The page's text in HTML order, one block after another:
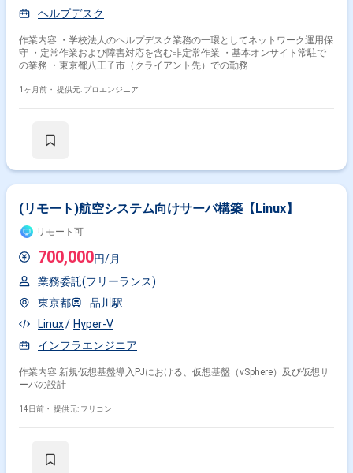
ヘルプデスク
作業内容 ・学校法人のヘルプデスク業務の一環としてネットワーク運用保
守 ・定常作業および障害対応を含む非定常作業 ・基本オンサイト常駐で
の業務 ・東京都八王子市（クライアント先）での勤務
1ヶ月前・ 提供元: プロエンジニア
(リモート)航空システム向けサーバ構築【Linux】
リモート可
700,000円/月
業務委託(フリーランス)
東京都
品川駅
Linux
Hyper-V
インフラエンジニア
作業内容 新規仮想基盤導入PJにおける、仮想基盤（vSphere）及び仮想サ
ーバの設計
14日前・ 提供元: フリコン